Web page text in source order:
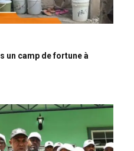
un camp de fortune à